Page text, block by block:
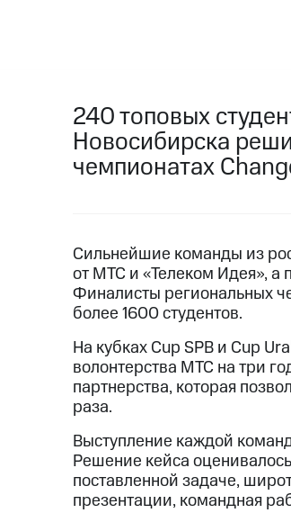
240 топовых
Новосибирска
чемпионатах
Сильнейшие команды из
от МТС и «Телеком Идея»,
Финалисты региональных
более 1600 студентов.
На кубках Сup SPB и Cup
волонтерства МТС на три
партнерства, которая
раза.
Выступление каждой
Решение кейса
поставленной задаче,
презентации, командная